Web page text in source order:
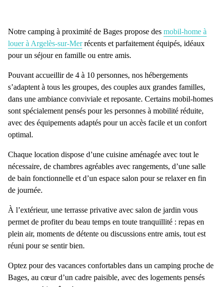
Notre camping à proximité de Bages propose des mobil-home à
louer à Argelès-sur-Merrécents et parfaitement équipés, idéaux
pour un séjour en famille ou entre amis.
Pouvant accueillir de 4 à 10 personnes, nos hébergements
s’adaptent à tous les groupes, des couples aux grandes familles,
dans une ambiance conviviale et reposante. Certains mobil-homes
sont spécialement pensés pour les personnes à mobilité réduite,
avec des équipements adaptés pour un accès facile et un confort
optimal.
Chaque location dispose d’une cuisine aménagée avec tout le
nécessaire, de chambres agréables avec rangements, d’une salle
de bain fonctionnelle et d’un espace salon pour se relaxer en fin
de journée.
À l’extérieur, une terrasse privative avec salon de jardin vous
permet de profiter du beau temps en toute tranquillité : repas en
plein air, moments de détente ou discussions entre amis, tout est
réuni pour se sentir bien.
Optez pour des vacances confortables dans un camping proche de
Bages, au cœur d’un cadre paisible, avec des logements pensés